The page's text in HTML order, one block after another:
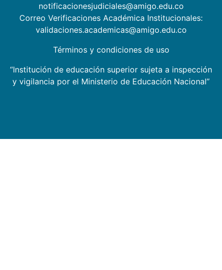
notificacionesjudiciales@amigo.edu.co
Correo Verificaciones Académica Institucionales:
validaciones.academicas@amigo.edu.co
Términos y condiciones de uso
“Institución de educación superior sujeta a inspección
y vigilancia por el Ministerio de Educación Nacional”